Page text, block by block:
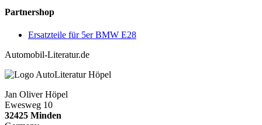
Partnershop
Ersatzteile für 5er BMW E28
Automobil-Literatur.de
Jan Oliver Höpel
Ewesweg 10
32425 Minden